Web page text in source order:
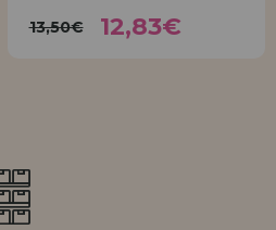
13,50€ 12,83€